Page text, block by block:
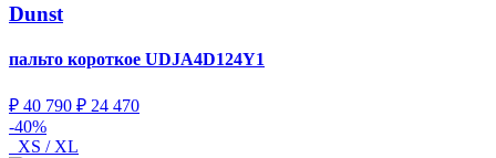
Dunst
пальто короткое UDJA4D124Y1
₽ 40 790 ₽ 24 470
-40%
XS / XL